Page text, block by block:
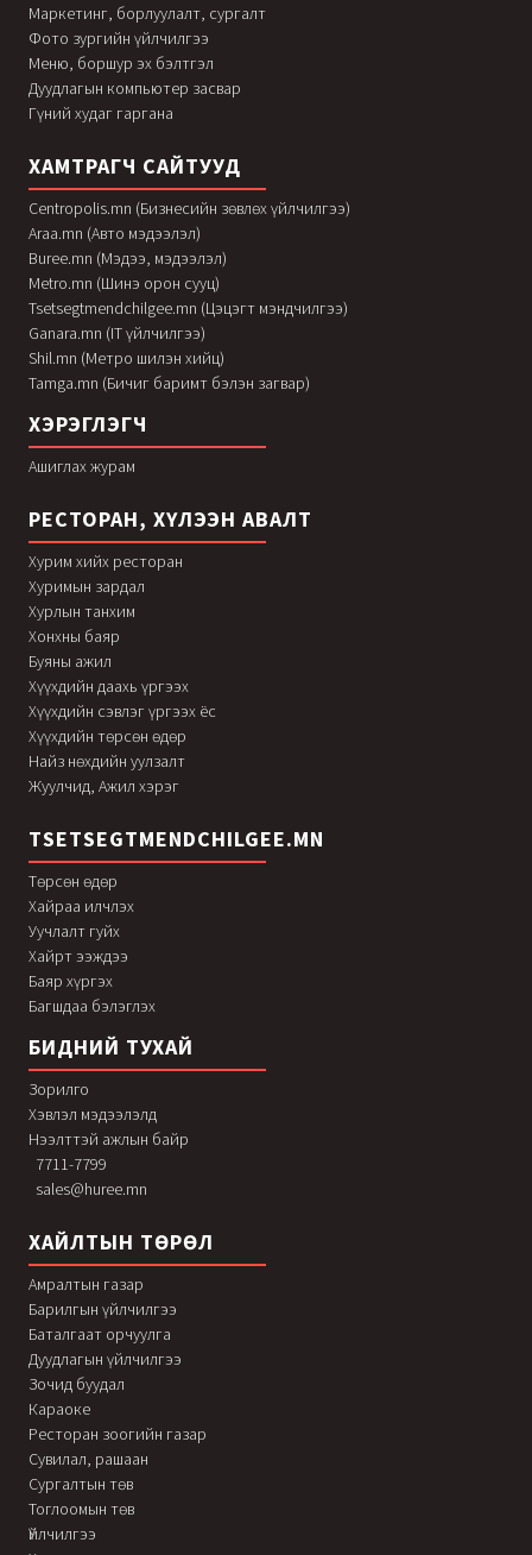
Маркетинг, борлуулалт, сургалт
Фото зургийн үйлчилгээ
Меню, боршур эх бэлтгэл
Дуудлагын компьютер засвар
Гүний худаг гаргана
ХАМТРАГЧ САЙТУУД
Centropolis.mn (Бизнесийн зөвлөх үйлчилгээ)
Araa.mn (Авто мэдээлэл)
Buree.mn (Мэдээ, мэдээлэл)
Metro.mn (Шинэ орон сууц)
Tsetsegtmendchilgee.mn (Цэцэгт мэндчилгээ)
Ganara.mn (IT үйлчилгээ)
Shil.mn (Метро шилэн хийц)
Tamga.mn (Бичиг баримт бэлэн загвар)
ХЭРЭГЛЭГЧ
Ашиглах журам
РЕСТОРАН, ХҮЛЭЭН АВАЛТ
Хурим хийх ресторан
Хуримын зардал
Хурлын танхим
Хонхны баяр
Буяны ажил
Хүүхдийн даахь үргээх
Хүүхдийн сэвлэг үргээх ёс
Хүүхдийн төрсөн өдөр
Найз нөхдийн уулзалт
Жуулчид, Ажил хэрэг
TSETSEGTMENDCHILGEE.MN
Төрсөн өдөр
Хайраа илчлэх
Уучлалт гуйх
Хайрт ээждээ
Баяр хүргэх
Багшдаа бэлэглэх
БИДНИЙ ТУХАЙ
Зорилго
Хэвлэл мэдээлэлд
Нээлттэй ажлын байр
7711-7799
sales@huree.mn
ХАЙЛТЫН ТӨРӨЛ
Амралтын газар
Барилгын үйлчилгээ
Баталгаат орчуулга
Дуудлагын үйлчилгээ
Зочид буудал
Караоке
Ресторан зоогийн газар
Сувилал, рашаан
Сургалтын төв
Тоглоомын төв
Үйлчилгээ